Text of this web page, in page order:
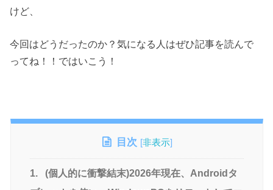
けど、
今回はどうだったのか？気になる人はぜひ記事を読んで
ってね！！ではいこう！
目次 [非表示]
1.
(個人的に衝撃結末)2026年現在、Androidタ